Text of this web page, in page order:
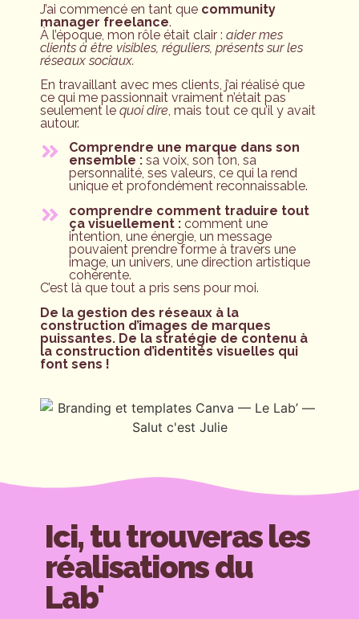
J’ai commencé en tant que community
manager freelance.
À l’époque, mon rôle était clair : aider mes
clients à être visibles, réguliers, présents sur les
réseaux sociaux.
En travaillant avec mes clients, j’ai réalisé que
ce qui me passionnait vraiment n’était pas
seulement le quoi dire, mais tout ce qu’il y avait
autour.
Comprendre une marque dans son
ensemble :sa voix, son ton, sa
personnalité, ses valeurs, ce qui la rend
unique et profondément reconnaissable.
comprendre comment traduire tout
ça visuellement :comment une
intention, une énergie, un message
pouvaient prendre forme à travers une
image, un univers, une direction artistique
cohérente.
C’est là que tout a pris sens pour moi.
De la gestion des réseaux à la
construction d’images de marques
puissantes. De la stratégie de contenu à
la construction d’identités visuelles qui
font sens !
Ici, tu trouveras les
réalisations du
Lab'